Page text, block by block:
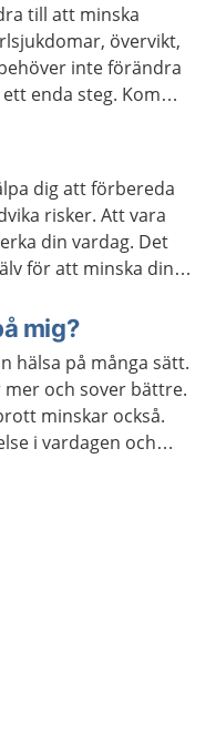
till att minska
övervikt,
inte förändra
enda steg. Kom
dig att förbereda
risker. Att vara
din vardag. Det
för att minska din
mig?
hälsa på många sätt.
och sover bättre.
minskar också.
i vardagen och